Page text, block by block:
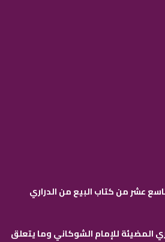
عشر من كتاب البيع من الدراري
المضيئة للإمام الشوكاني وما يتعلق